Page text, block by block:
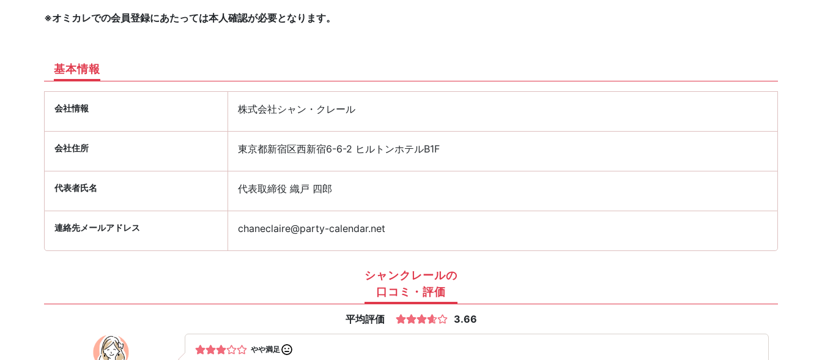
※オミカレでの会員登録にあたっては本人確認が必要となります。
基本情報
会社情報 株式会社シャン・クレール
会社住所 東京都新宿区西新宿6-6-2 ヒルトンホテルB1F
代表者氏名 代表取締役 織戸 四郎
連絡先メールアドレス chaneclaire@party-calendar.net
シャンクレールの
口コミ・評価
平均評価 3.66
やや満足